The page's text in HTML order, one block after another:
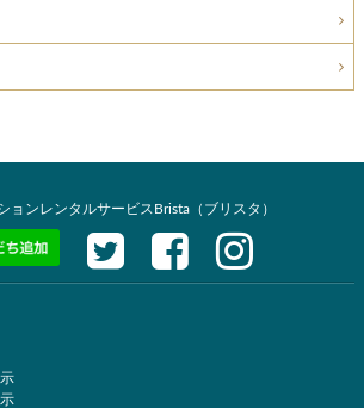
ョンレンタルサービスBrista（ブリスタ）